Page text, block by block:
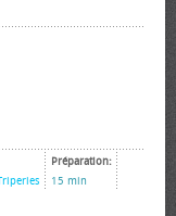
Préparation:
15 min